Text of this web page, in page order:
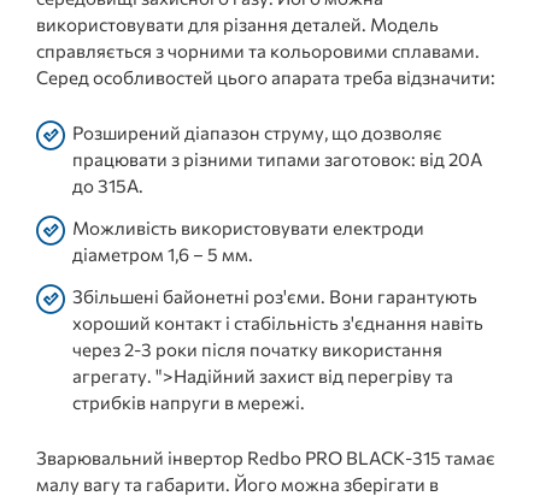
використовувати для різання деталей. Модель
справляється з чорними та кольоровими сплавами.
Серед особливостей цього апарата треба відзначити:
Розширений діапазон струму, що дозволяє
працювати з різними типами заготовок: від 20А
до 315А.
Можливість використовувати електроди
діаметром 1,6 – 5 мм.
Збільшені байонетні роз'єми. Вони гарантують
хороший контакт і стабільність з'єднання навіть
через 2-3 роки після початку використання
агрегату. ">Надійний захист від перегріву та
стрибків напруги в мережі.
Зварювальний інвертор Redbo PRO BLACK-315 тамає
малу вагу та габарити. Його можна зберігати в